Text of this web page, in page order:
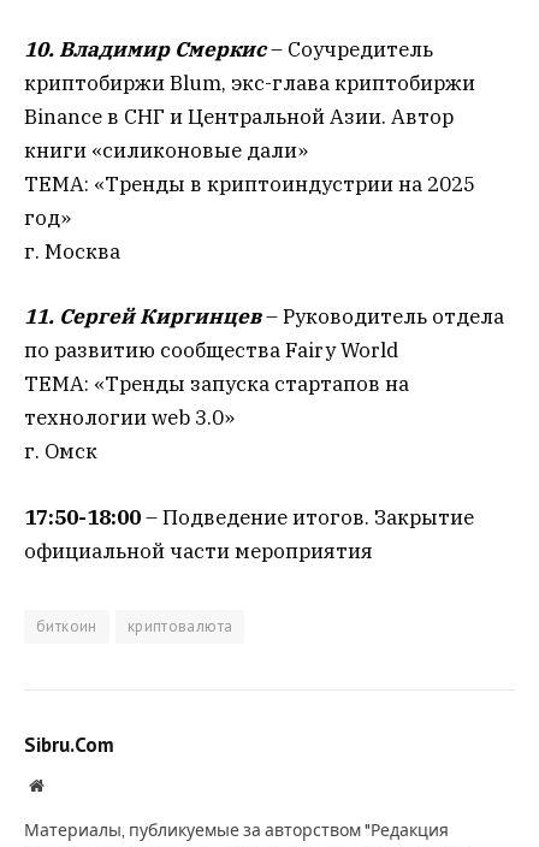
10. Владимир Смеркис– Соучредитель
криптобиржи Blum, экс-глава криптобиржи
Binance в СНГ и Центральной Азии. Автор
книги «силиконовые дали»
ТЕМА: «Тренды в криптоиндустрии на 2025
год»
г. Москва
11. Сергей Киргинцев– Руководитель отдела
по развитию сообщества Fairy World
ТЕМА: «Тренды запуска стартапов на
технологии web 3.0»
г. Омск
17:50-18:00– Подведение итогов. Закрытие
официальной части мероприятия
биткоин криптовалюта
Sibru.Com
Website
Материалы, публикуемые за авторством "Редакция